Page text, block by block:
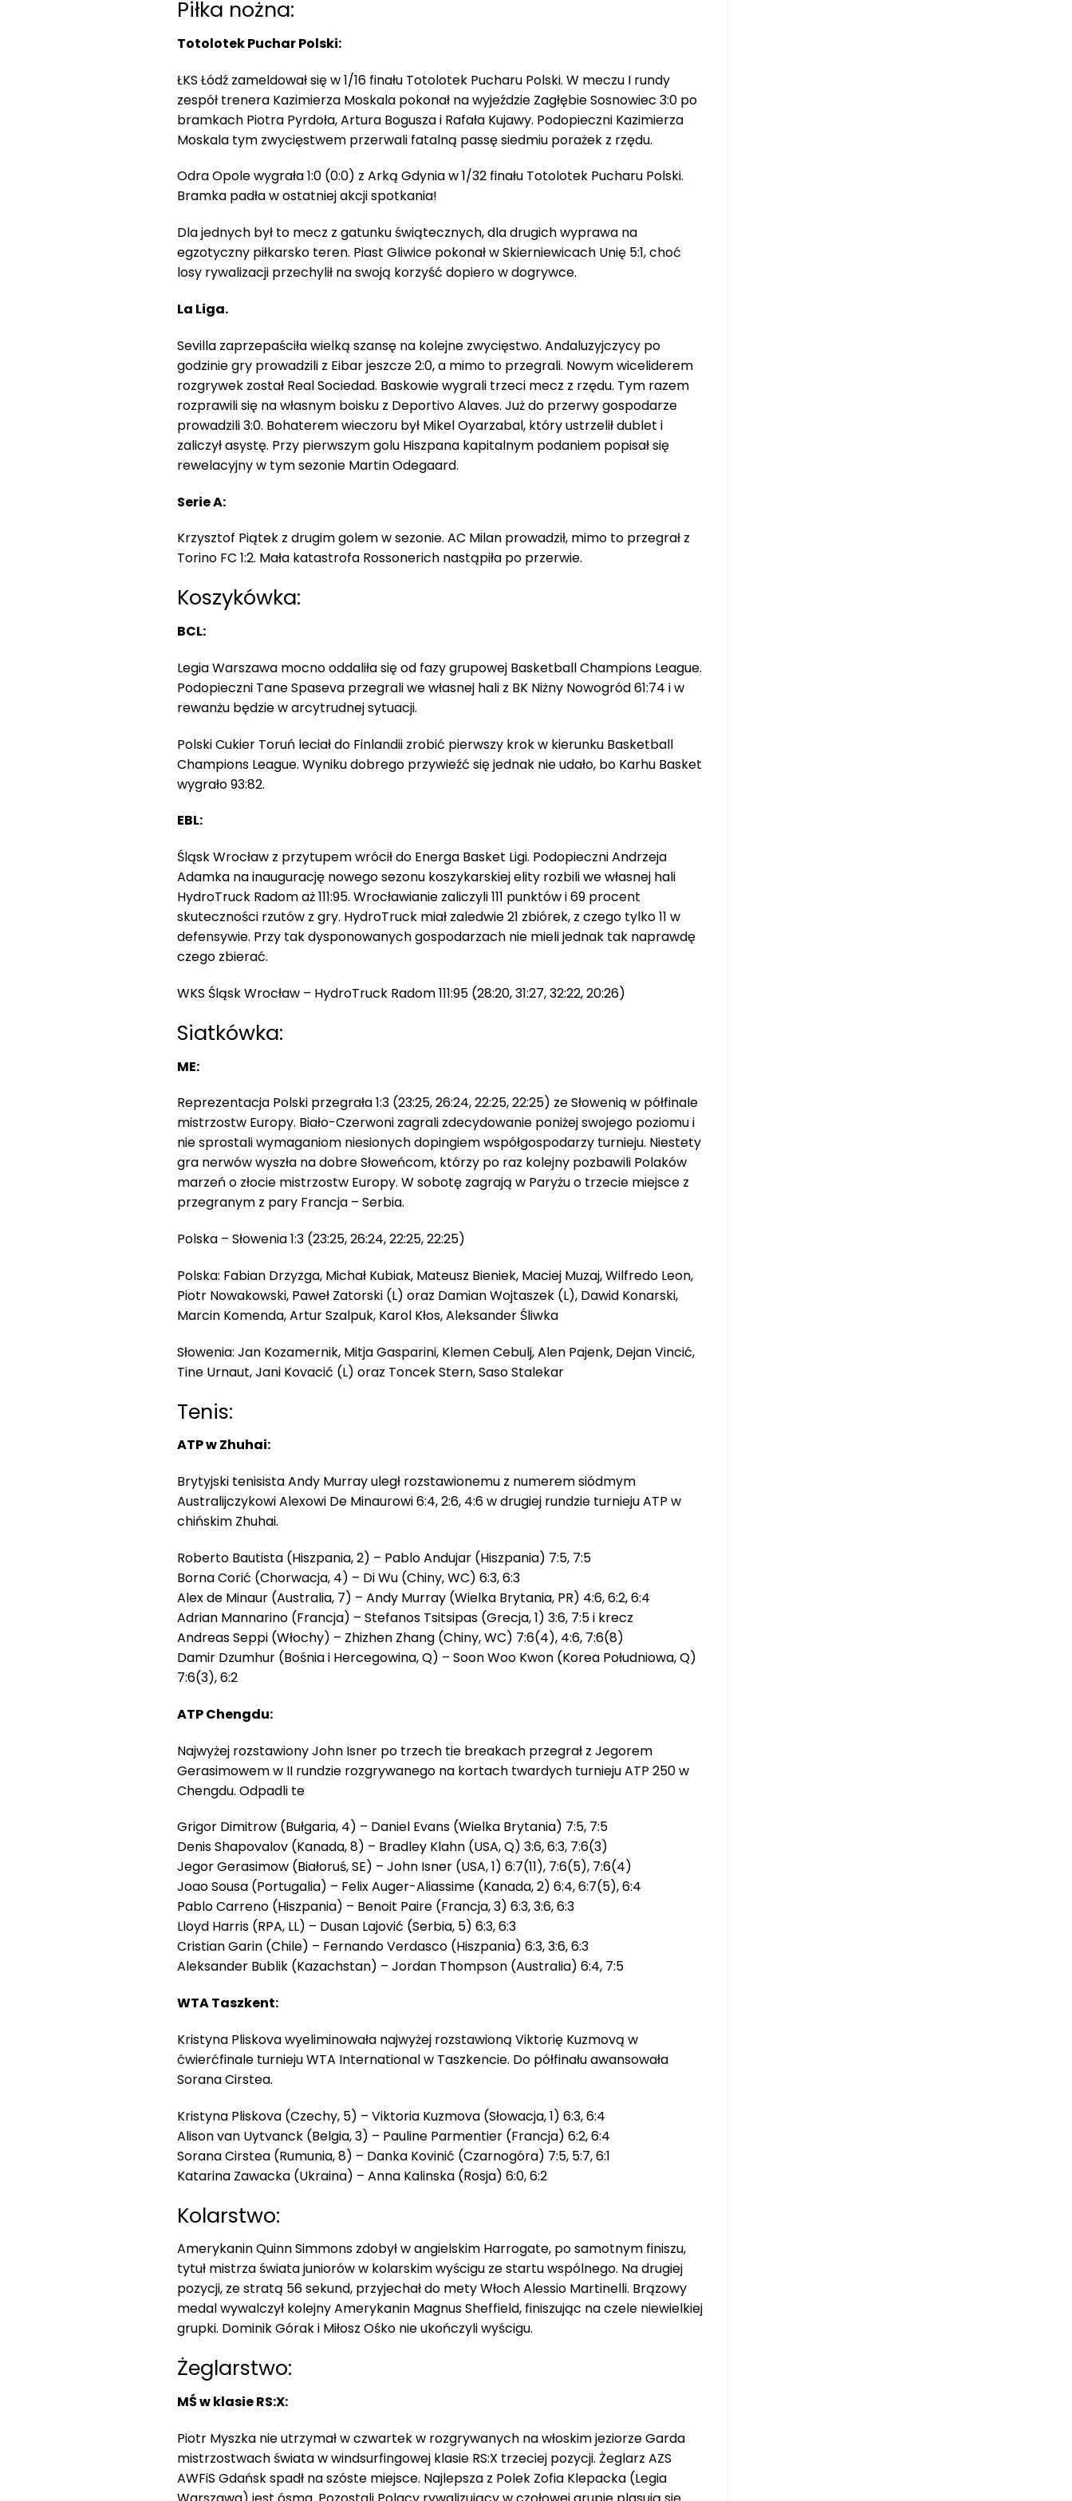
Piłka nożna:
Totolotek Puchar Polski:
ŁKS Łódź zameldował się w 1/16 finału Totolotek Pucharu Polski. W meczu I rundy
zespół trenera Kazimierza Moskala pokonał na wyjeździe Zagłębie Sosnowiec 3:0 po
bramkach Piotra Pyrdoła, Artura Bogusza i Rafała Kujawy. Podopieczni Kazimierza
Moskala tym zwycięstwem przerwali fatalną passę siedmiu porażek z rzędu.
Odra Opole wygrała 1:0 (0:0) z Arką Gdynia w 1/32 finału Totolotek Pucharu Polski.
Bramka padła w ostatniej akcji spotkania!
Dla jednych był to mecz z gatunku świątecznych, dla drugich wyprawa na
egzotyczny piłkarsko teren. Piast Gliwice pokonał w Skierniewicach Unię 5:1, choć
losy rywalizacji przechylił na swoją korzyść dopiero w dogrywce.
La Liga.
Sevilla zaprzepaściła wielką szansę na kolejne zwycięstwo. Andaluzyjczycy po
godzinie gry prowadzili z Eibar jeszcze 2:0, a mimo to przegrali. Nowym wiceliderem
rozgrywek został Real Sociedad. Baskowie wygrali trzeci mecz z rzędu. Tym razem
rozprawili się na własnym boisku z Deportivo Alaves. Już do przerwy gospodarze
prowadzili 3:0. Bohaterem wieczoru był Mikel Oyarzabal, który ustrzelił dublet i
zaliczył asystę. Przy pierwszym golu Hiszpana kapitalnym podaniem popisał się
rewelacyjny w tym sezonie Martin Odegaard.
Serie A:
Krzysztof Piątek z drugim golem w sezonie. AC Milan prowadził, mimo to przegrał z
Torino FC 1:2. Mała katastrofa Rossonerich nastąpiła po przerwie.
Koszykówka:
BCL:
Legia Warszawa mocno oddaliła się od fazy grupowej Basketball Champions League.
Podopieczni Tane Spaseva przegrali we własnej hali z BK Niżny Nowogród 61:74 i w
rewanżu będzie w arcytrudnej sytuacji.
Polski Cukier Toruń leciał do Finlandii zrobić pierwszy krok w kierunku Basketball
Champions League. Wyniku dobrego przywieźć się jednak nie udało, bo Karhu Basket
wygrało 93:82.
EBL:
Śląsk Wrocław z przytupem wrócił do Energa Basket Ligi. Podopieczni Andrzeja
Adamka na inaugurację nowego sezonu koszykarskiej elity rozbili we własnej hali
HydroTruck Radom aż 111:95. Wrocławianie zaliczyli 111 punktów i 69 procent
skuteczności rzutów z gry. HydroTruck miał zaledwie 21 zbiórek, z czego tylko 11 w
defensywie. Przy tak dysponowanych gospodarzach nie mieli jednak tak naprawdę
czego zbierać.
WKS Śląsk Wrocław – HydroTruck Radom 111:95 (28:20, 31:27, 32:22, 20:26)
Siatkówka:
ME:
Reprezentacja Polski przegrała 1:3 (23:25, 26:24, 22:25, 22:25) ze Słowenią w półfinale
mistrzostw Europy. Biało-Czerwoni zagrali zdecydowanie poniżej swojego poziomu i
nie sprostali wymaganiom niesionych dopingiem współgospodarzy turnieju. Niestety
gra nerwów wyszła na dobre Słoweńcom, którzy po raz kolejny pozbawili Polaków
marzeń o złocie mistrzostw Europy. W sobotę zagrają w Paryżu o trzecie miejsce z
przegranym z pary Francja – Serbia.
Polska – Słowenia 1:3 (23:25, 26:24, 22:25, 22:25)
Polska: Fabian Drzyzga, Michał Kubiak, Mateusz Bieniek, Maciej Muzaj, Wilfredo Leon,
Piotr Nowakowski, Paweł Zatorski (L) oraz Damian Wojtaszek (L), Dawid Konarski,
Marcin Komenda, Artur Szalpuk, Karol Kłos, Aleksander Śliwka
Słowenia: Jan Kozamernik, Mitja Gasparini, Klemen Cebulj, Alen Pajenk, Dejan Vincić,
Tine Urnaut, Jani Kovacić (L) oraz Toncek Stern, Saso Stalekar
Tenis:
ATP w Zhuhai:
Brytyjski tenisista Andy Murray uległ rozstawionemu z numerem siódmym
Australijczykowi Alexowi De Minaurowi 6:4, 2:6, 4:6 w drugiej rundzie turnieju ATP w
chińskim Zhuhai.
Roberto Bautista (Hiszpania, 2) – Pablo Andujar (Hiszpania) 7:5, 7:5
Borna Corić (Chorwacja, 4) – Di Wu (Chiny, WC) 6:3, 6:3
Alex de Minaur (Australia, 7) – Andy Murray (Wielka Brytania, PR) 4:6, 6:2, 6:4
Adrian Mannarino (Francja) – Stefanos Tsitsipas (Grecja, 1) 3:6, 7:5 i krecz
Andreas Seppi (Włochy) – Zhizhen Zhang (Chiny, WC) 7:6(4), 4:6, 7:6(8)
Damir Dzumhur (Bośnia i Hercegowina, Q) – Soon Woo Kwon (Korea Południowa, Q)
7:6(3), 6:2
ATP Chengdu:
Najwyżej rozstawiony John Isner po trzech tie breakach przegrał z Jegorem
Gerasimowem w II rundzie rozgrywanego na kortach twardych turnieju ATP 250 w
Chengdu. Odpadli te
Grigor Dimitrow (Bułgaria, 4) – Daniel Evans (Wielka Brytania) 7:5, 7:5
Denis Shapovalov (Kanada, 8) – Bradley Klahn (USA, Q) 3:6, 6:3, 7:6(3)
Jegor Gerasimow (Białoruś, SE) – John Isner (USA, 1) 6:7(11), 7:6(5), 7:6(4)
Joao Sousa (Portugalia) – Felix Auger-Aliassime (Kanada, 2) 6:4, 6:7(5), 6:4
Pablo Carreno (Hiszpania) – Benoit Paire (Francja, 3) 6:3, 3:6, 6:3
Lloyd Harris (RPA, LL) – Dusan Lajović (Serbia, 5) 6:3, 6:3
Cristian Garin (Chile) – Fernando Verdasco (Hiszpania) 6:3, 3:6, 6:3
Aleksander Bublik (Kazachstan) – Jordan Thompson (Australia) 6:4, 7:5
WTA Taszkent:
Kristyna Pliskova wyeliminowała najwyżej rozstawioną Viktorię Kuzmovą w
ćwierćfinale turnieju WTA International w Taszkencie. Do półfinału awansowała
Sorana Cirstea.
Kristyna Pliskova (Czechy, 5) – Viktoria Kuzmova (Słowacja, 1) 6:3, 6:4
Alison van Uytvanck (Belgia, 3) – Pauline Parmentier (Francja) 6:2, 6:4
Sorana Cirstea (Rumunia, 8) – Danka Kovinić (Czarnogóra) 7:5, 5:7, 6:1
Katarina Zawacka (Ukraina) – Anna Kalinska (Rosja) 6:0, 6:2
Kolarstwo:
Amerykanin Quinn Simmons zdobył w angielskim Harrogate, po samotnym finiszu,
tytuł mistrza świata juniorów w kolarskim wyścigu ze startu wspólnego. Na drugiej
pozycji, ze stratą 56 sekund, przyjechał do mety Włoch Alessio Martinelli. Brązowy
medal wywalczył kolejny Amerykanin Magnus Sheffield, finiszując na czele niewielkiej
grupki. Dominik Górak i Miłosz Ośko nie ukończyli wyścigu.
Żeglarstwo:
MŚ w klasie RS:X:
Piotr Myszka nie utrzymał w czwartek w rozgrywanych na włoskim jeziorze Garda
mistrzostwach świata w windsurfingowej klasie RS:X trzeciej pozycji. Żeglarz AZS
AWFiS Gdańsk spadł na szóste miejsce. Najlepsza z Polek Zofia Klepacka (Legia